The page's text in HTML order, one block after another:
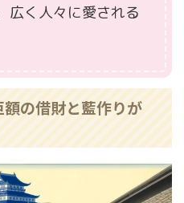
広く人々に愛される
の借財と藍作りが